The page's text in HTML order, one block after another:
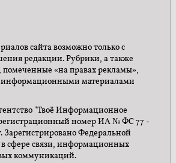
сайта возможно только с
редакции. Рубрики, а также
помеченные «на правах рекламы»,
информационными материалами
"Твоё Информационное
номер ИА № ФС 77 -
Зарегистрировано Федеральной
сфере связи, информационных
коммуникаций.